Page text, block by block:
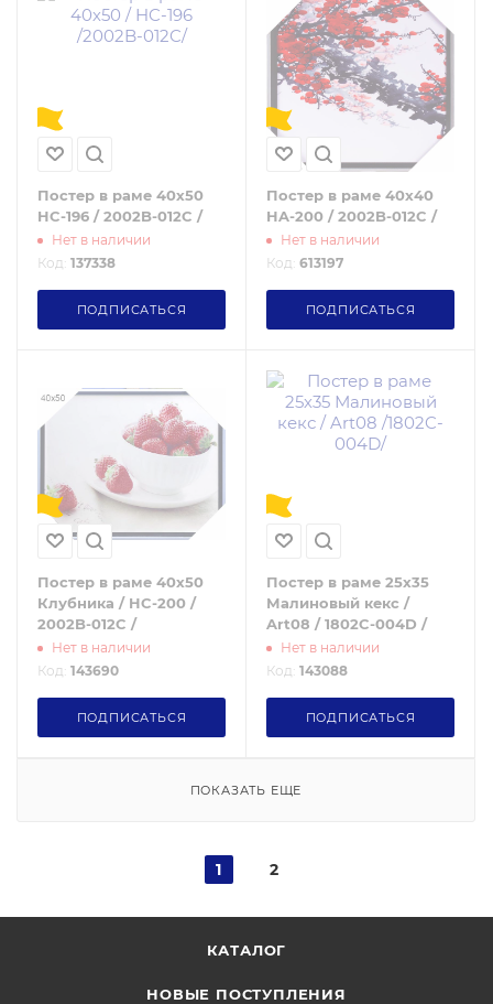
Постер в раме 40х50
HC-196 / 2002B-012C /
Нет в наличии
Код: 137338
ПОДПИСАТЬСЯ
Постер в раме 40х40
HA-200 / 2002B-012C /
Нет в наличии
Код: 613197
ПОДПИСАТЬСЯ
Постер в раме 40х50
Клубника / HC-200 /
2002B-012C /
Нет в наличии
Код: 143690
ПОДПИСАТЬСЯ
Постер в раме 25х35
Малиновый кекс /
Art08 / 1802C-004D /
Нет в наличии
Код: 143088
ПОДПИСАТЬСЯ
ПОКАЗАТЬ ЕЩЕ
1 2
КАТАЛОГ
НОВЫЕ ПОСТУПЛЕНИЯ